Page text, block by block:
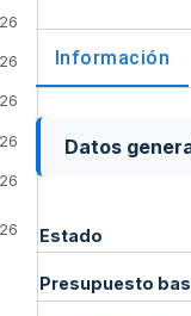
Información
Datos
Estado
Presupuesto